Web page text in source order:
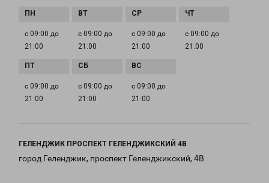
с 09:00 до
21:00
с 09:00 до
21:00
с 09:00 до
21:00
с 09:00 до
21:00
с 09:00 до
21:00
с 09:00 до
21:00
с 09:00 до
21:00
ГЕЛЕНДЖИК ПРОСПЕКТ ГЕЛЕНДЖИКСКИЙ 4В
город Геленджик, проспект Геленджикский, 4В